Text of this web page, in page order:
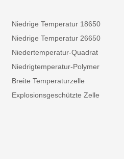
Niedrige Temperatur 18650
Niedrige Temperatur 26650
Niedertemperatur-Quadrat
Niedrigtemperatur-Polymer
Breite Temperaturzelle
Explosionsgeschützte Zelle